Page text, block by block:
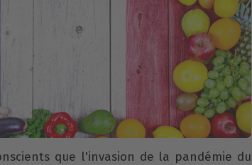
que l'invasion de la pandémie du